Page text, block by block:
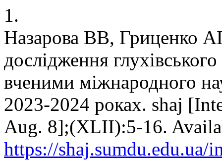
1.
Назарова ВВ, Гриценко
дослідження
вченими міжнародного
2023-2024 роках. shaj
Aug. 8];(XLII):5-16.
https://